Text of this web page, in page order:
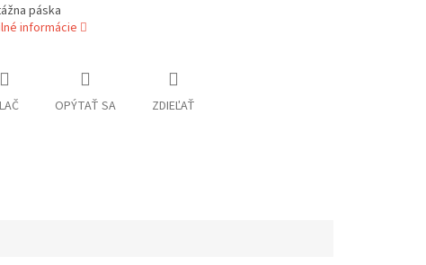
páska
informácie
OPÝTAŤ SA ZDIEĽAŤ